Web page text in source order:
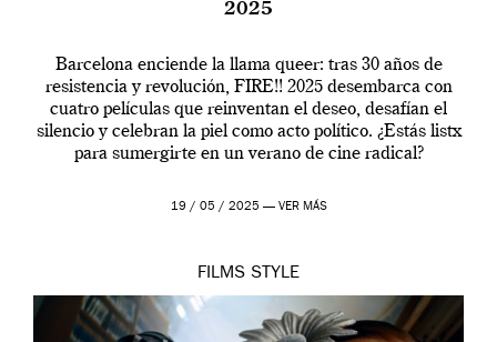
2025
Barcelona enciende la llama queer: tras 30 años de
resistencia y revolución, FIRE!! 2025 desembarca con
cuatro películas que reinventan el deseo, desafían el
silencio y celebran la piel como acto político. ¿Estás listx
para sumergirte en un verano de cine radical?
19 / 05 / 2025 — VER MÁS
FILMS STYLE